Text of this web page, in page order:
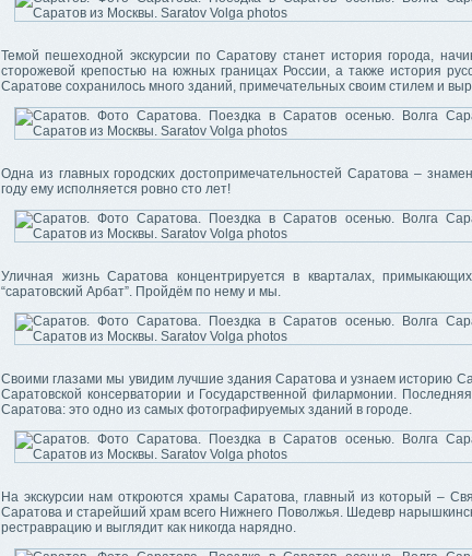
Темой пешеходной экскурсии по Саратову станет история города,
сторожевой крепостью на южных границах России, а также история
Саратове сохранилось много зданий, примечательных своим стилем и
Одна из главных городских достопримечательностей Саратова –
году ему исполняется ровно сто лет!
Уличная жизнь Саратова концентрируется в кварталах,
“саратовский Арбат”. Пройдём по нему и мы.
Своими глазами мы увидим лучшие здания Саратова и узнаем историю
Саратовской консерватории и Государственной филармонии.
Саратова: это одно из самых фотографируемых зданий в городе.
На экскурсии нам откроются храмы Саратова, главный из который –
Саратова и старейший храм всего Нижнего Поволжья. Шедевр
рестраврацию и выглядит как никогда нарядно.